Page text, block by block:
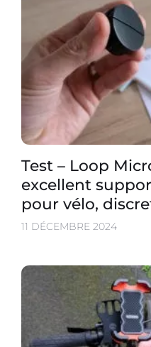
Test – Loop
excellent
pour vélo,
11 DÉCEMBRE 2024